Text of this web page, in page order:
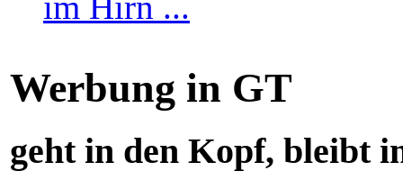
Werbung in GT
geht in den Kopf, bleibt